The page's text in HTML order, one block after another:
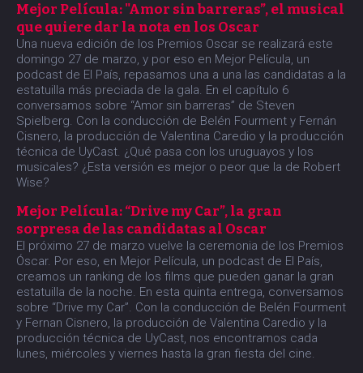
Mejor Película: "Amor sin barreras”, el musical
que quiere dar la nota en los Oscar
Una nueva edición de los Premios Oscar se realizará este
domingo 27 de marzo, y por eso en Mejor Película, un
podcast de El País, repasamos una a una las candidatas a la
estatuilla más preciada de la gala. En el capítulo 6
conversamos sobre “Amor sin barreras” de Steven
Spielberg. Con la conducción de Belén Fourment y Fernán
Cisnero, la producción de Valentina Caredio y la producción
técnica de UyCast. ¿Qué pasa con los uruguayos y los
musicales? ¿Esta versión es mejor o peor que la de Robert
Wise?
Mejor Película: “Drive my Car”, la gran
sorpresa de las candidatas al Oscar
El próximo 27 de marzo vuelve la ceremonia de los Premios
Óscar. Por eso, en Mejor Película, un podcast de El País,
creamos un ranking de los films que pueden ganar la gran
estatuilla de la noche. En esta quinta entrega, conversamos
sobre “Drive my Car”. Con la conducción de Belén Fourment
y Fernan Cisnero, la producción de Valentina Caredio y la
producción técnica de UyCast, nos encontramos cada
lunes, miércoles y viernes hasta la gran fiesta del cine.